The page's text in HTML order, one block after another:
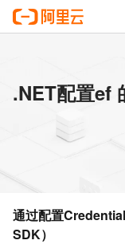
.NET配置ef
通过配置
SDK）